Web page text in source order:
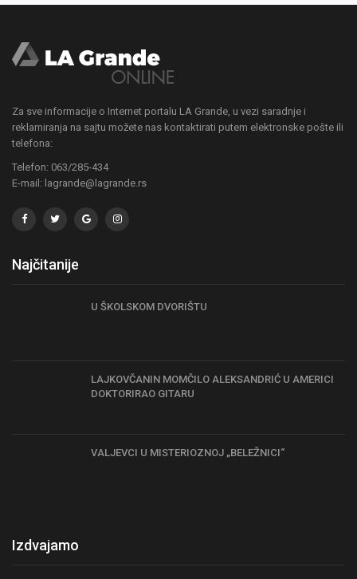
Za sve informacije o Internet portalu LA Grande, u vezi saradnje i
reklamiranja na sajtu možete nas kontaktirati putem elektronske pošte ili
telefona:
Telefon: 063/285-434
E-mail: lagrande@lagrande.rs
Najčitanije
U ŠKOLSKOM DVORIŠTU
LAJKOVČANIN MOMČILO ALEKSANDRIĆ U AMERICI
DOKTORIRAO GITARU
VALJEVCI U MISTERIOZNOJ „BELEŽNICI“
Izdvajamo